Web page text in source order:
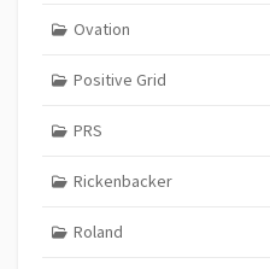
Ovation
Positive Grid
PRS
Rickenbacker
Roland